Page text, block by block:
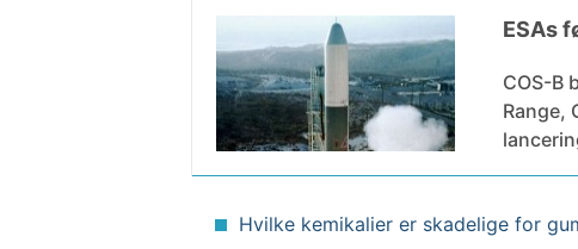
ESAs
COS-B
Range,
Hvilke kemikalier er skadelige for